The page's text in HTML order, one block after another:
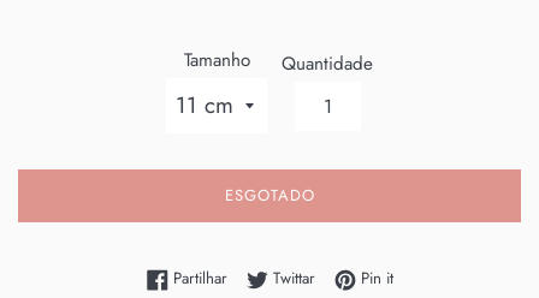
Tamanho Quantidade
ESGOTADO
PartilharPartilhe no Facebook
TwittarTwittar no Twitter
Pin itAdicione no Pinterest